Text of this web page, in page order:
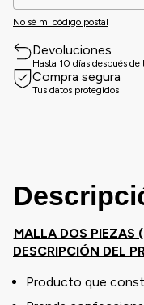
No sé mi código postal
Devoluciones
Hasta 10 días después de
Compra segura
Tus datos protegidos
MALLA DOS PIEZAS
DESCRIPCIÓN DEL
Producto que